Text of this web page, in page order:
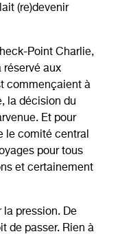
(re)devenir
Point Charlie,
réservé aux
commençaient à
la décision du
Et pour
le comité central
pour tous
et certainement
pression. De
de passer. Rien à